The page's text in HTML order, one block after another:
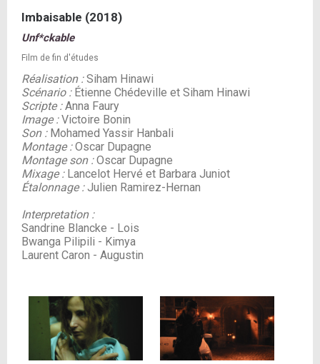
Imbaisable (2018)
Unf*ckable
Film de fin d'études
Réalisation :Siham Hinawi
Scénario :Étienne Chédeville et Siham Hinawi
Scripte :Anna Faury
Image :Victoire Bonin
Son :Mohamed Yassir Hanbali
Montage :Oscar Dupagne
Montage son :Oscar Dupagne
Mixage :Lancelot Hervé et Barbara Juniot
Étalonnage :Julien Ramirez-Hernan
Interpretation :
Sandrine Blancke - Lois
Bwanga Pilipili - Kimya
Laurent Caron - Augustin